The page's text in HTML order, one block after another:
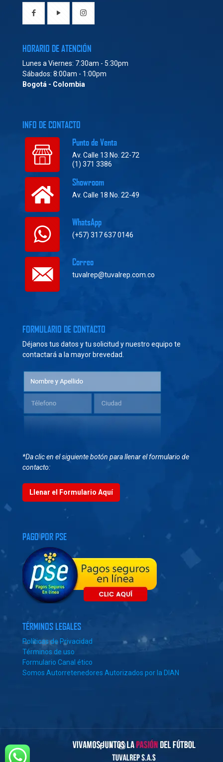
HORARIO DE ATENCIÓN
Lunes a Viernes: 7:30am - 5:30pm
Sábados: 8:00am - 1:00pm
Bogotá - Colombia
INFO DE CONTACTO
Punto de Venta
Av. Calle 13 No. 22-72
(1) 371 3386
Showroom
Av. Calle 18 No. 22-49
WhatsApp
(+57) 317 637 0146
Correo
tuvalrep@tuvalrep.com.co
FORMULARIO DE CONTACTO
Déjanos tus datos y tu solicitud y nuestro equipo te
contactará a la mayor brevedad.
*Da clic en el siguiente botón para llenar el formulario de
contacto:
Llenar el Formulario Aquí
PAGO POR PSE
TÉRMINOS LEGALES
Políticas de Privacidad
Términos de uso
Formulario Canal ético
Somos Autorretenedores Autorizados por la DIAN